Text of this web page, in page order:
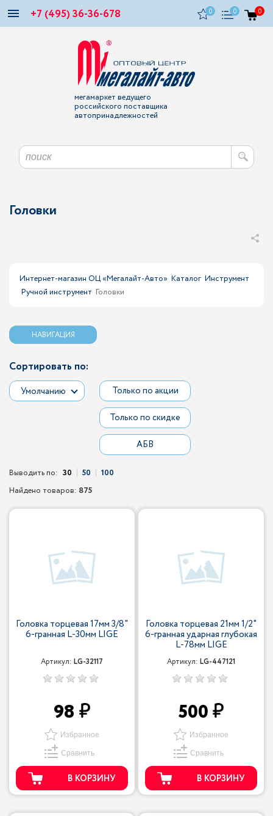
+7 (495) 36-36-678 0 0 0
мегамаркет ведущего
российского поставщика
автопринадлежностей
Головки
Интернет-магазин ОЦ «Мегалайт-Авто» Каталог Инструмент
Ручной инструмент Головки
НАВИГАЦИЯ
Сортировать по:
Умолчанию Только по акции
Только по скидке
АБВ
Выводить по: 30 50
100
Найдено товаров: 875
Головка торцевая 17мм 3/8"
6-гранная L-30мм LIGE
Артикул: LG-32117
98
Избранное
Сравнить
В КОРЗИНУ
Головка торцевая 21мм 1/2"
6-гранная ударная глубокая
L-78мм LIGE
Артикул: LG-447121
500
Избранное
Сравнить
В КОРЗИНУ